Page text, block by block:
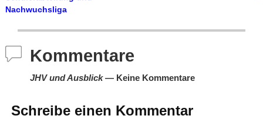
Nachwuchsliga
Kommentare
JHV und Ausblick— Keine Kommentare
Schreibe einen Kommentar